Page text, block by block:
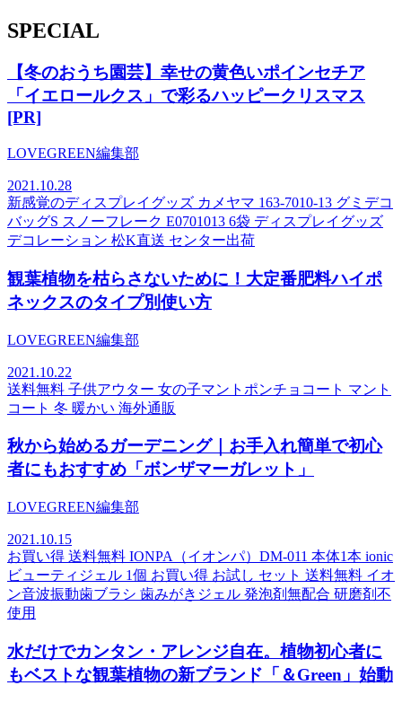
SPECIAL
【冬のおうち園芸】幸せの黄色いポインセチア
「イエロールクス」で彩るハッピークリスマス
[PR]
LOVEGREEN編集部
2021.10.28
新感覚のディスプレイグッズ カメヤマ 163-7010-13 グミデコ
バッグS スノーフレーク E0701013 6袋 ディスプレイグッズ
デコレーション 松K直送 センター出荷
観葉植物を枯らさないために！大定番肥料ハイポ
ネックスのタイプ別使い方
LOVEGREEN編集部
2021.10.22
送料無料 子供アウター 女の子マントポンチョコート マント
コート 冬 暖かい 海外通販
秋から始めるガーデニング｜お手入れ簡単で初心
者にもおすすめ「ボンザマーガレット」
LOVEGREEN編集部
2021.10.15
お買い得 送料無料 IONPA（イオンパ）DM-011 本体1本 ionic
ビューティジェル 1個 お買い得 お試し セット 送料無料 イオ
ン音波振動歯ブラシ 歯みがきジェル 発泡剤無配合 研磨剤不
使用
水だけでカンタン・アレンジ自在。植物初心者に
もベストな観葉植物の新ブランド「＆Green」始動